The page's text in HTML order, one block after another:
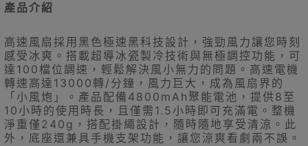
產品介紹
高速風扇採用黑色極速黑科技設計，強勁風力讓您時刻
感受冰爽。搭載超導冰瓷製冷技術與無極調控功能，可
達100檔位調速，輕鬆解決風小無力的問題。高速電機
轉速高達13000轉/分鐘，風力巨大，成為風扇界的
「小風炮」。產品配備4800mAh聚能電池，提供8至
10小時的使用時長，且僅需1.5小時即可充滿電。整機
淨重僅240g，搭配掛繩設計，隨時隨地享受清涼。此
外，底座還兼具手機支架功能，讓您涼爽看劇兩不誤。